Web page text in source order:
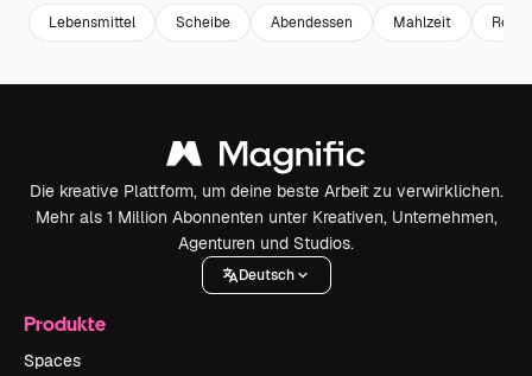
Lebensmittel Scheibe Abendessen Mahlzeit
Die kreative Plattform, um deine beste Arbeit zu verwirklichen.
Mehr als 1 Million Abonnenten unter Kreativen, Unternehmen,
Agenturen und Studios.
Deutsch
Produkte
Spaces